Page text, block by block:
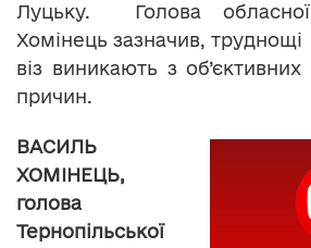
Луцьку. Голова
Хомінець зазначив,
віз виникають з об’єктивних
причин.
ВАСИЛЬ
ХОМІНЕЦЬ,
голова
Тернопільської